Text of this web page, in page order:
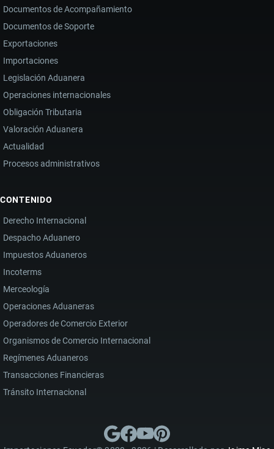
Documentos de Acompañamiento
Documentos de Soporte
Exportaciones
Importaciones
Legislación Aduanera
Operaciones internacionales
Obligación Tributaria
Valoración Aduanera
Actualidad
Procesos administrativos
CONTENIDO
Derecho Internacional
Despacho Aduanero
Impuestos Aduaneros
Incoterms
Merceología
Operaciones Aduaneras
Operadores de Comercio Exterior
Organismos de Comercio Internacional
Regímenes Aduaneros
Transacciones Financieras
Tránsito Internacional